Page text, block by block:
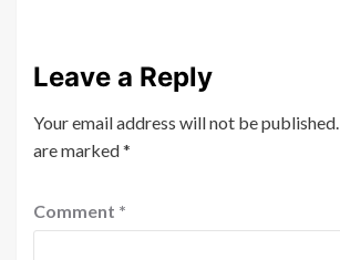
Leave a Reply
Your email address will not be published.
are marked*
Comment *